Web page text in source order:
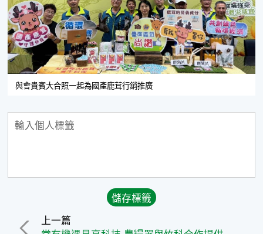
與會貴賓大合照一起為國產鹿茸行銷推廣
上一篇